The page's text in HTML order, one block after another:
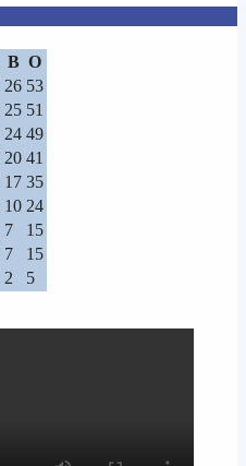
В О
26 53
25 51
24 49
20 41
17 35
10 24
7
15
7
15
2
5